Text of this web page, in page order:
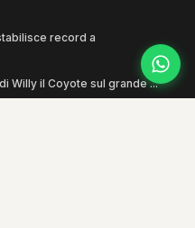
record a
Willy il Coyote sul grande ...